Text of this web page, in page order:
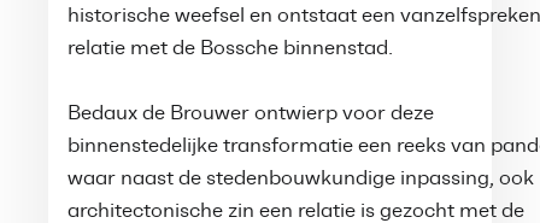
historische weefsel en ontstaat een
relatie met de Bossche binnenstad.
Bedaux de Brouwer ontwierp voor deze
binnenstedelijke transformatie een reeks van
waar naast de stedenbouwkundige inpassing, ook
architectonische zin een relatie is gezocht met de